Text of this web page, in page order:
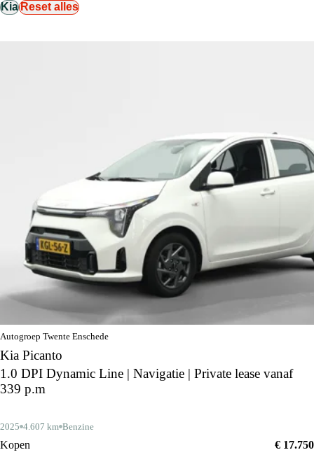
KiaReset alles
Autogroep Twente Enschede
Kia Picanto
1.0 DPI Dynamic Line | Navigatie | Private lease vanaf
339 p.m
2025 4.607 km Benzine
Kopen
€ 17.750